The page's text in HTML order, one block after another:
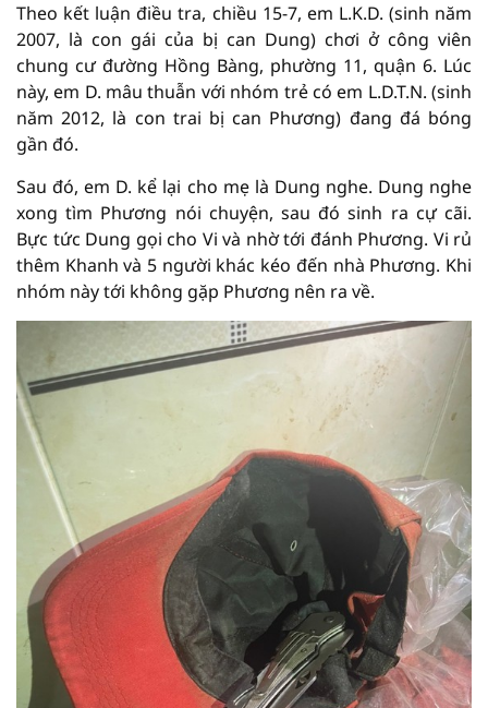
Theo kết luận điều tra, chiều 15-7, em L.K.D. (sinh năm
2007, là con gái của bị can Dung) chơi ở công viên
chung cư đường Hồng Bàng, phường 11, quận 6. Lúc
này, em D. mâu thuẫn với nhóm trẻ có em L.D.T.N. (sinh
năm 2012, là con trai bị can Phương) đang đá bóng
gần đó.
Sau đó, em D. kể lại cho mẹ là Dung nghe. Dung nghe
xong tìm Phương nói chuyện, sau đó sinh ra cự cãi.
Bực tức Dung gọi cho Vi và nhờ tới đánh Phương. Vi rủ
thêm Khanh và 5 người khác kéo đến nhà Phương. Khi
nhóm này tới không gặp Phương nên ra về.